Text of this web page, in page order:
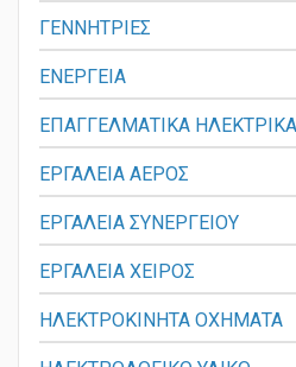
ΓΕΝΝΗΤΡΙΕΣ
ΕΝΕΡΓΕΙΑ
ΕΠΑΓΓΕΛΜΑΤΙΚΑ
ΕΡΓΑΛΕΙΑ ΑΕΡΟΣ
ΕΡΓΑΛΕΙΑ ΣΥΝΕΡΓΕΙΟΥ
ΕΡΓΑΛΕΙΑ ΧΕΙΡΟΣ
ΗΛΕΚΤΡΟΚΙΝΗΤΑ ΟΧΗΜΑΤΑ